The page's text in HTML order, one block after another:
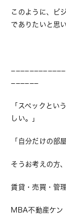
このように、ビ
でありたいと思
−−−−−−
「スペックとい
しい。」
「自分だけの部
そうお考えの方
賃貸・売買・管
MBA不動産ケン